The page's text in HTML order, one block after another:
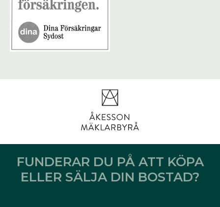
FUNDERAR DU PÅ ATT KÖPA
ELLER SÄLJA DIN BOSTAD?